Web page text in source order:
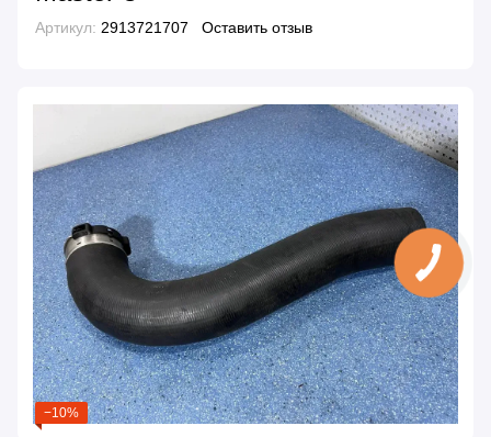
Артикул: 2913721707 Оставить отзыв
−10%